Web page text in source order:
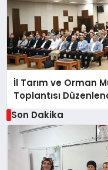
İl Tarım ve Orman
Toplantısı
Son Dakika